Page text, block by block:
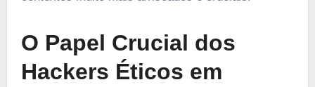
O Papel Crucial dos
Hackers Éticos em